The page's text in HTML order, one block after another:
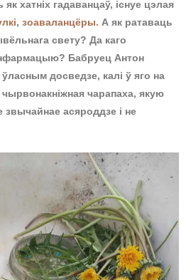
хатніх гадаванцаў, існуе цэлая
, зоаваланцёры. А як ратаваць
свету? Да каго
Бабруец Антон
досведзе, калі ў яго на
чарапаха, якую
асяроддзе і не